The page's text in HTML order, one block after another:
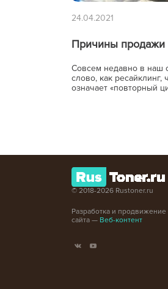
24.04.2021
Причины продажи
Совсем недавно в наш
слово, как ресайклинг,
означает «повторный
© 2018-2026 Rustoner.ru
Разработка и продвижение
сайта — Веб-контент